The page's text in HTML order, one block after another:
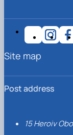
Post address
15 Heroiv
Site map